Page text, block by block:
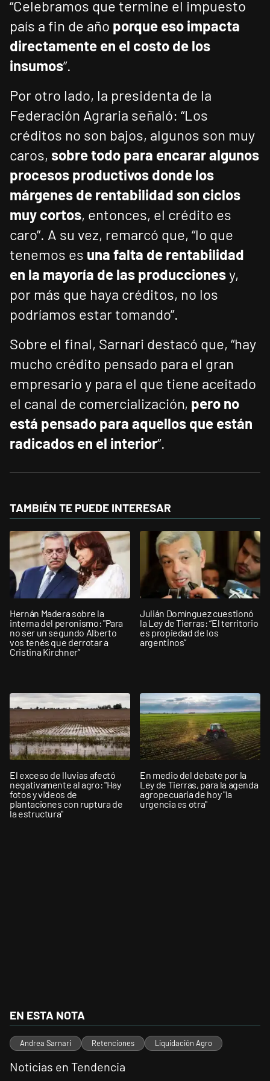
“Celebramos que termine el impuesto
país a fin de año porque eso impacta
directamente en el costo de los
insumos”.
Por otro lado, la presidenta de la
Federación Agraria señaló: “Los
créditos no son bajos, algunos son muy
caros, sobre todo para encarar algunos
procesos productivos donde los
márgenes de rentabilidad son ciclos
muy cortos, entonces, el crédito es
caro”. A su vez, remarcó que, “lo que
tenemos es una falta de rentabilidad
en la mayoría de las produccionesy,
por más que haya créditos, no los
podríamos estar tomando”.
Sobre el final, Sarnari destacó que, “hay
mucho crédito pensado para el gran
empresario y para el que tiene aceitado
el canal de comercialización, pero no
está pensado para aquellos que están
radicados en el interior”.
TAMBIÉN TE PUEDE INTERESAR
Hernán Madera sobre la
interna del peronismo: "Para
no ser un segundo Alberto
vos tenés que derrotar a
Cristina Kirchner”
Julián Domínguez cuestionó
la Ley de Tierras: “El territorio
es propiedad de los
argentinos”
El exceso de lluvias afectó
negativamente al agro: "Hay
fotos y videos de
plantaciones con ruptura de
la estructura"
En medio del debate por la
Ley de Tierras, para la agenda
agropecuaria de hoy "la
urgencia es otra"
EN ESTA NOTA
Andrea Sarnari Retenciones Liquidación Agro
Noticias en Tendencia